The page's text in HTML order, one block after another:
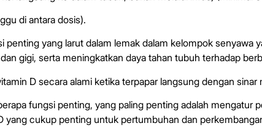
di antara dosis).
penting yang larut dalam lemak dalam kelompok
gigi, serta meningkatkan daya tahan tubuh terhadap
D secara alami ketika terpapar langsung dengan
fungsi penting, yang paling penting adalah
yang cukup penting untuk pertumbuhan dan